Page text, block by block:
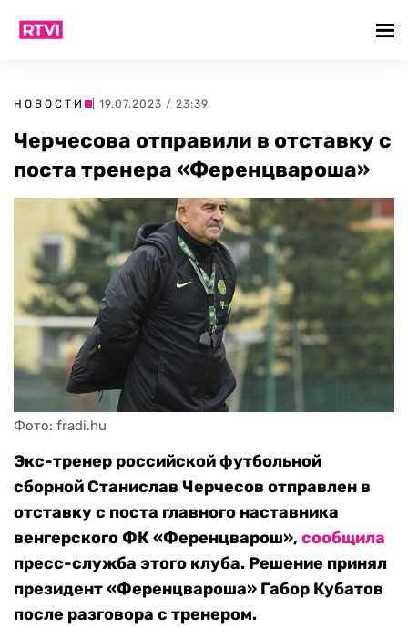
НОВОСТИ | 19.07.2023 / 23:39
Черчесова отправили в отставку с
поста тренера «Ференцвароша»
Фото: fradi.hu
Экс-тренер российской футбольной
сборной Станислав Черчесов отправлен в
отставку с поста главного наставника
венгерского ФК «Ференцварош»,сообщила
пресс-служба этого клуба. Решение принял
президент «Ференцвароша» Габор Кубатов
после разговора с тренером.